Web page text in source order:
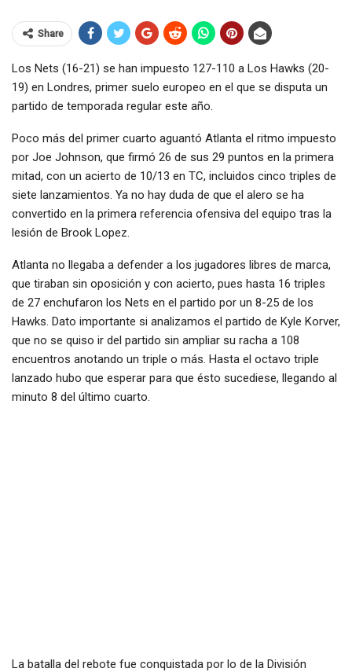
Share
Los Nets (16-21) se han impuesto 127-110 a Los Hawks (20-
19) en Londres, primer suelo europeo en el que se disputa un
partido de temporada regular este año.
Poco más del primer cuarto aguantó Atlanta el ritmo impuesto
por Joe Johnson, que firmó 26 de sus 29 puntos en la primera
mitad, con un acierto de 10/13 en TC, incluidos cinco triples de
siete lanzamientos. Ya no hay duda de que el alero se ha
convertido en la primera referencia ofensiva del equipo tras la
lesión de Brook Lopez.
Atlanta no llegaba a defender a los jugadores libres de marca,
que tiraban sin oposición y con acierto, pues hasta 16 triples
de 27 enchufaron los Nets en el partido por un 8-25 de los
Hawks. Dato importante si analizamos el partido de Kyle Korver,
que no se quiso ir del partido sin ampliar su racha a 108
encuentros anotando un triple o más. Hasta el octavo triple
lanzado hubo que esperar para que ésto sucediese, llegando al
minuto 8 del último cuarto.
La batalla del rebote fue conquistada por lo de la División